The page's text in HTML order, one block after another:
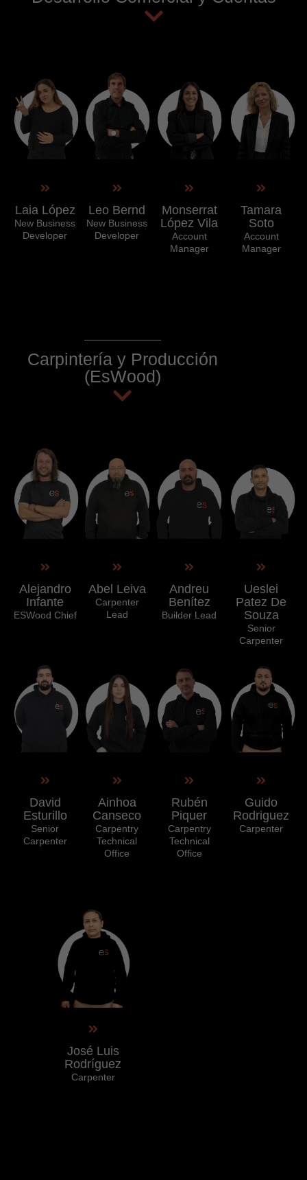
Laia López
New Business
Developer
Leo Bernd
New Business
Developer
Monserrat
López Vila
Account
Manager
Tamara
Soto
Account
Manager
Carpintería y Producción
(EsWood)
Alejandro
Infante
ESWood Chief
Abel Leiva
Carpenter
Lead
Andreu
Benítez
Builder Lead
Ueslei
Patez De
Souza
Senior
Carpenter
David
Esturillo
Senior
Carpenter
Ainhoa
Canseco
Carpentry
Technical
Office
Rubén
Piquer
Carpentry
Technical
Office
Guido
Rodriguez
Carpenter
José Luis
Rodríguez
Carpenter